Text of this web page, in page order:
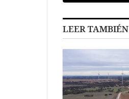
LEER TAMBIÉN